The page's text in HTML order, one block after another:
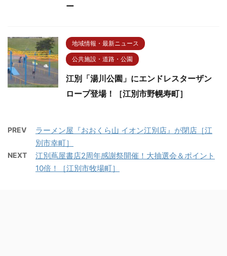
ー
地域情報・最新ニュース
公共施設・道路・公園
江別「湯川公園」にエンドレスターザン
ロープ登場！［江別市野幌寿町］
PREV
ラーメン屋『おおくら山 イオン江別店』が閉店［江
別市幸町］
NEXT
江別蔦屋書店2周年感謝祭開催！大抽選会＆ポイント
10倍！［江別市牧場町］